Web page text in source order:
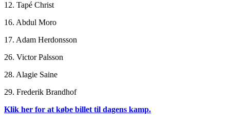
12. Tapé Christ
16. Abdul Moro
17. Adam Herdonsson
26. Victor Palsson
28. Alagie Saine
29. Frederik Brandhof
Klik her for at købe billet til dagens kamp.